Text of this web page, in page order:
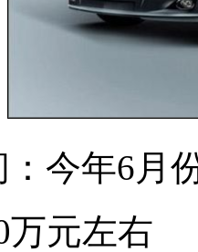
今年6月
万元左右